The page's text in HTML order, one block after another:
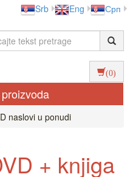
Srb Eng Срп
(0)
naslovi u ponudi
+ knjiga